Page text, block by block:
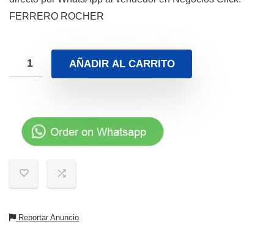
FERRERO ROCHER
AÑADIR AL CARRITO
Reportar Anuncio